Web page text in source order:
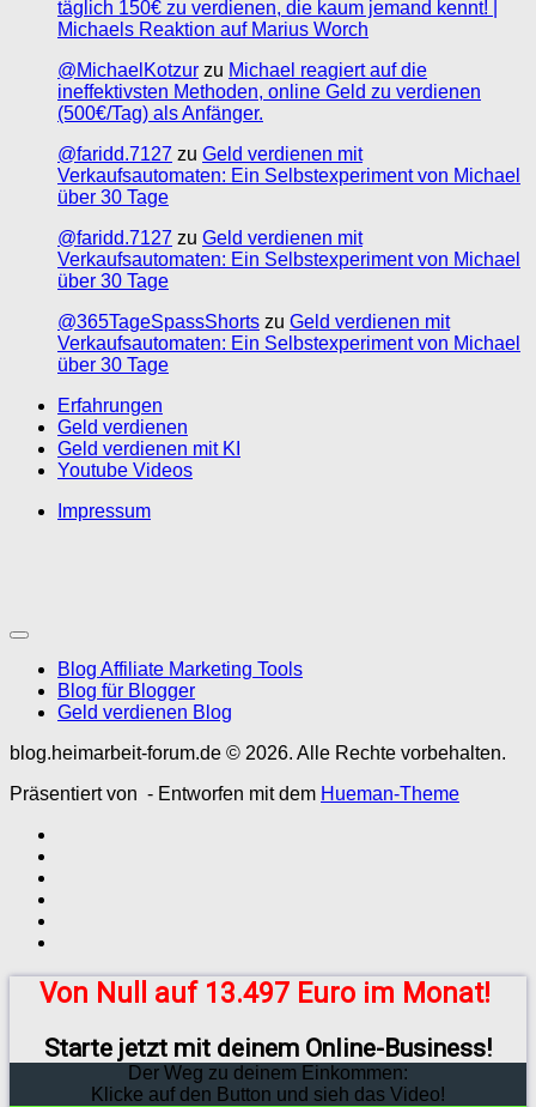
täglich 150€ zu verdienen, die kaum jemand kennt! |
Michaels Reaktion auf Marius Worch
@MichaelKotzur zu Michael reagiert auf die
ineffektivsten Methoden, online Geld zu verdienen
(500€/Tag) als Anfänger.
@faridd.7127 zu Geld verdienen mit
Verkaufsautomaten: Ein Selbstexperiment von Michael
über 30 Tage
@faridd.7127 zu Geld verdienen mit
Verkaufsautomaten: Ein Selbstexperiment von Michael
über 30 Tage
@365TageSpassShorts zu Geld verdienen mit
Verkaufsautomaten: Ein Selbstexperiment von Michael
über 30 Tage
Erfahrungen
Geld verdienen
Geld verdienen mit KI
Youtube Videos
Impressum
Blog Affiliate Marketing Tools
Blog für Blogger
Geld verdienen Blog
blog.heimarbeit-forum.de © 2026. Alle Rechte vorbehalten.
Präsentiert von - Entworfen mit dem Hueman-Theme
Von Null auf 13.497 Euro im Monat!
Starte jetzt mit deinem Online-Business!
Der Weg zu deinem Einkommen:
Klicke auf den Button und sieh das Video!